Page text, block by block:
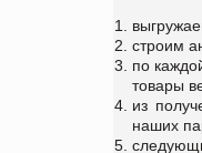
строим
по
товары
из
наших